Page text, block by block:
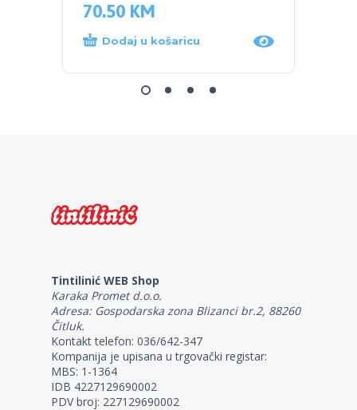
70.50 KM
Dodaj u košaricu
Tintilinić WEB Shop
Karaka Promet d.o.o.
Adresa: Gospodarska zona Blizanci br.2, 88260
Čitluk.
Kontakt telefon: 036/642-347
Kompanija je upisana u trgovački registar:
MBS: 1-1364
IDB 4227129690002
PDV broj: 227129690002